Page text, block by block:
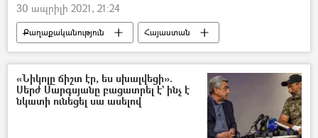
30 ապրիլի 2021, 21:24
Քաղաքականություն
Հայաստան
Սերժ Սարգսյան
Կարեն Կարապետյան
«Թավշյա հեղափոխություն»
Նիկոլ Փաշինյան
«Նիկոլը ճիշտ էր, ես սխալվեցի».
Սերժ Սարգսյանը բացատրել է` ինչ է
նկատի ունեցել սա ասելով